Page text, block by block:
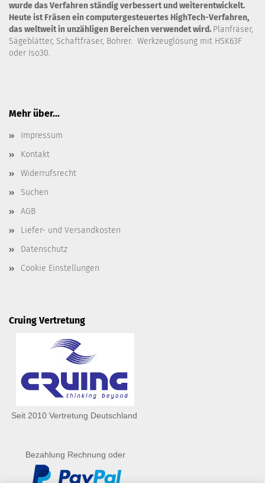
wurde das Verfahren ständig verbessert und weiterentwickelt.
Heute ist Fräsen ein computergesteuertes HighTech-Verfahren,
das weltweit in unzähligen Bereichen verwendet wird. Planfräser,
Sägeblätter, Schaftfräser, Bohrer. Werkzeuglösung mit HSK63F
oder Iso30.
Mehr über...
Impressum
Kontakt
Widerrufsrecht
Suchen
AGB
Liefer- und Versandkosten
Datenschutz
Cookie Einstellungen
Cruing Vertretung
Seit 2010 Vertretung Deutschland
Bezahlung Rechnung oder